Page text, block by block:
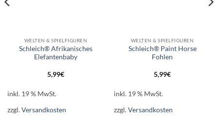
WELTEN & SPIELFIGUREN
Schleich® Afrikanisches
Elefantenbaby
5,99€
inkl. 19 % MwSt.
zzgl.Versandkosten
WELTEN & SPIELFIGUREN
Schleich® Paint Horse
Fohlen
5,99€
inkl. 19 % MwSt.
zzgl.Versandkosten